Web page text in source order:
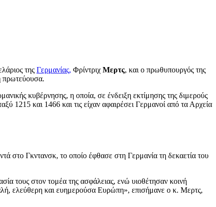
της Γερμανίας, Φρίντριχ Μερτς, και ο πρωθυπουργός της
πρωτεύουσα.
κυβέρνησης, η οποία, σε ένδειξη εκτίμησης της διμερούς
1215 και 1466 και τις είχαν αφαιρέσει Γερμανοί από τα Αρχεία
Γκντανσκ, το οποίο έφθασε στη Γερμανία τη δεκαετία του
τους στον τομέα της ασφάλειας, ενώ υιοθέτησαν κοινή
ελεύθερη και ευημερούσα Ευρώπη», επισήμανε ο κ. Μερτς,